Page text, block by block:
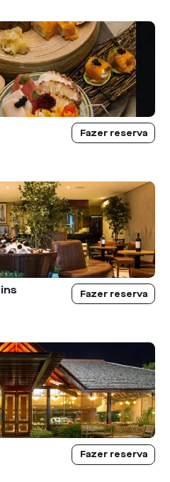
Fazer reserva
Fazer reserva
Fazer reserva